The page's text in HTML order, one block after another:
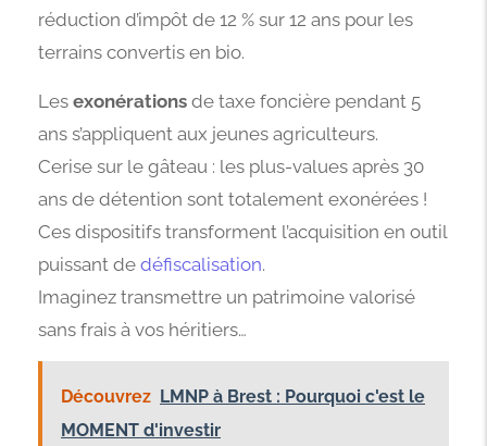
réduction d’impôt de 12 % sur 12 ans pour les
terrains convertis en bio.
Les exonérations de taxe foncière pendant 5
ans s’appliquent aux jeunes agriculteurs.
Cerise sur le gâteau : les plus-values après 30
ans de détention sont totalement exonérées !
Ces dispositifs transforment l’acquisition en outil
puissant de défiscalisation.
Imaginez transmettre un patrimoine valorisé
sans frais à vos héritiers…
Découvrez LMNP à Brest : Pourquoi c'est le
MOMENT d'investir